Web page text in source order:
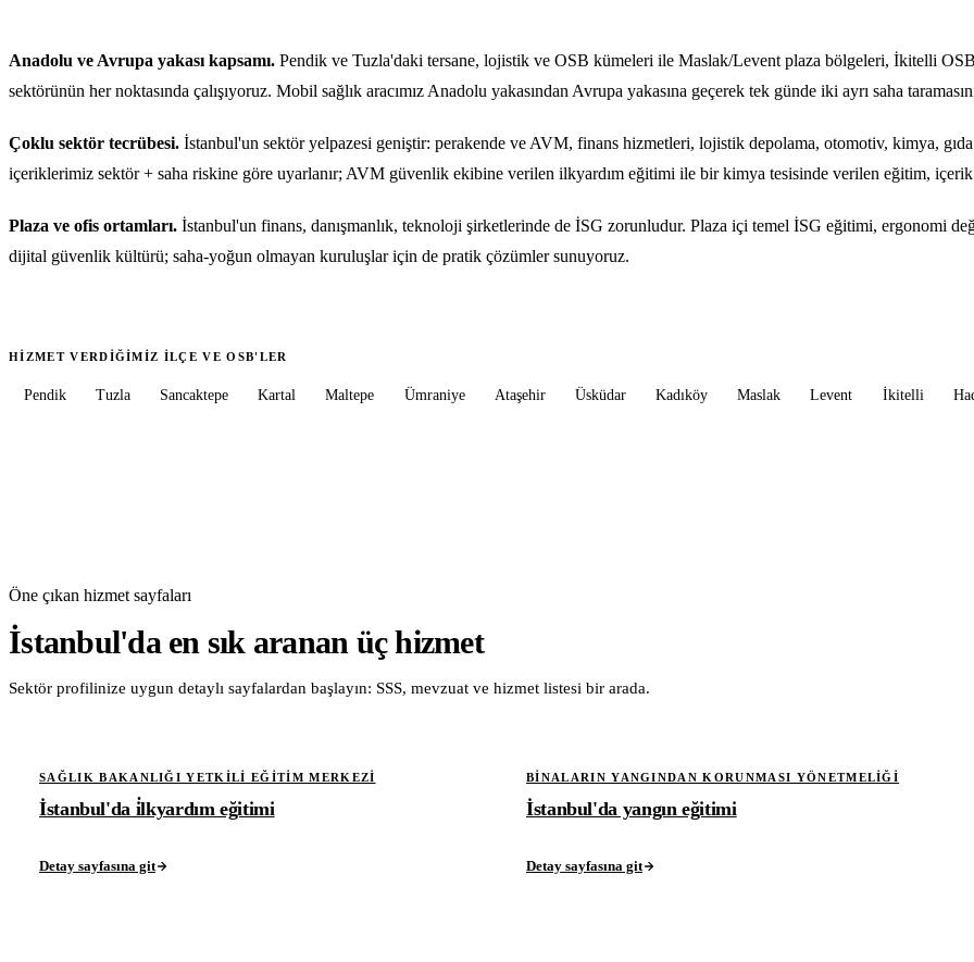
Anadolu ve Avrupa yakası kapsamı. Pendik ve Tuzla'daki tersane, lojistik ve OSB kümeleri ile Maslak/Levent plaza bölgeleri, İkitelli
sektörünün her noktasında çalışıyoruz. Mobil sağlık aracımız Anadolu yakasından Avrupa yakasına geçerek tek günde iki ayrı saha
Çoklu sektör tecrübesi. İstanbul'un sektör yelpazesi geniştir: perakende ve AVM, finans hizmetleri, lojistik depolama, otomotiv, kimya,
içeriklerimiz sektör + saha riskine göre uyarlanır; AVM güvenlik ekibine verilen ilkyardım eğitimi ile bir kimya tesisinde verilen eğitim,
Plaza ve ofis ortamları. İstanbul'un finans, danışmanlık, teknoloji şirketlerinde de İSG zorunludur. Plaza içi temel İSG eğitimi, ergonomi
dijital güvenlik kültürü; saha-yoğun olmayan kuruluşlar için de pratik çözümler sunuyoruz.
HIZMET VERDIĞIMIZ ILÇE VE OSB'LER
Pendik Tuzla Sancaktepe Kartal Maltepe Ümraniye Ataşehir Üsküdar Kadıköy Maslak Levent İkitelli
Öne çıkan hizmet sayfaları
İstanbul'da en sık aranan üç hizmet
Sektör profilinize uygun detaylı sayfalardan başlayın: SSS, mevzuat ve hizmet listesi bir arada.
SAĞLIK BAKANLIĞI YETKILI EĞITIM MERKEZI
İstanbul'da i̇lkyardım eğitimi
Detay sayfasına git
BINALARIN YANGINDAN KORUNMASI YÖNETMELIĞI
İstanbul'da yangın eğitimi
Detay sayfasına git